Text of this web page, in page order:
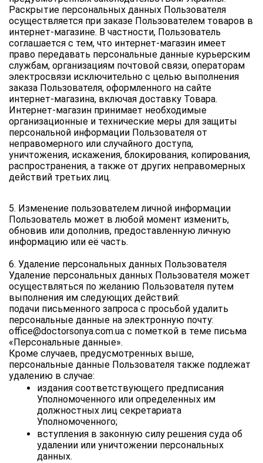
Раскрытие персональных данных Пользователя
осуществляется при заказе Пользователем товаров в
интернет-магазине. В частности, Пользователь
соглашается с тем, что интернет-магазин имеет
право передавать персональные данные курьерским
службам, организациям почтовой связи, операторам
электросвязи исключительно с целью выполнения
заказа Пользователя, оформленного на сайте
интернет-магазина, включая доставку Товара.
Интернет-магазин принимает необходимые
организационные и технические меры для защиты
персональной информации Пользователя от
неправомерного или случайного доступа,
уничтожения, искажения, блокирования, копирования,
распространения, а также от других неправомерных
действий третьих лиц.
5. Изменение пользователем личной информации
Пользователь может в любой момент изменить,
обновив или дополнив, предоставленную личную
информацию или её часть.
6. Удаление персональных данных Пользователя
Удаление персональных данных Пользователя может
осуществляться по желанию Пользователя путем
выполнения им следующих действий:
подачи письменного запроса с просьбой удалить
персональные данные на электронную почту:
office@doctorsonya.com.ua с пометкой в теме письма
«Персональные данные».
Кроме случаев, предусмотренных выше,
персональные данные Пользователя также подлежат
удалению в случае:
издания соответствующего предписания
Уполномоченного или определенных им
должностных лиц секретариата
Уполномоченного;
вступления в законную силу решения суда об
удалении или уничтожении персональных
данных.